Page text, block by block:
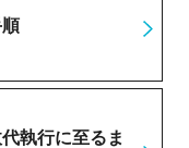
執行に至るま